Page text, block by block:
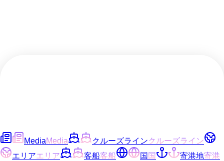
MediaMedia クルーズラインクルーズライン
エリアエリア 客船客船 国国 寄港地寄港